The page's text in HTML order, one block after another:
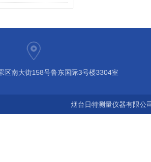
区南大街158号鲁东国际3号楼3304室
烟台日特测量仪器有限